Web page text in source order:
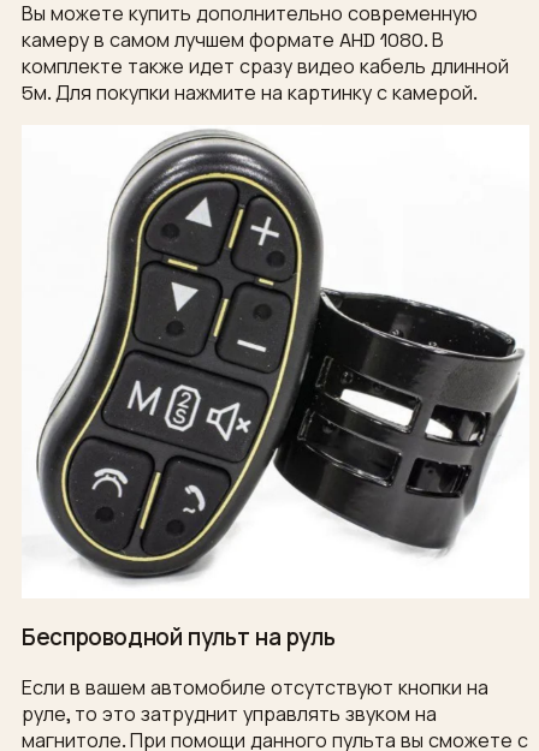
Вы можете купить дополнительно современную
камеру в самом лучшем формате AHD 1080. В
комплекте также идет сразу видео кабель длинной
5м. Для покупки нажмите на картинку с камерой.
Беспроводной пульт на руль
Если в вашем автомобиле отсутствуют кнопки на
руле, то это затруднит управлять звуком на
магнитоле. При помощи данного пульта вы сможете с